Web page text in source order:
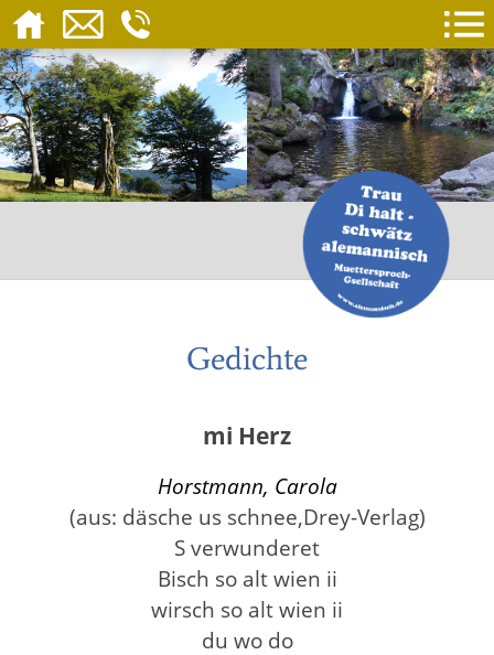
Gedichte
mi Herz
Horstmann, Carola
(aus: däsche us schnee,Drey-Verlag)
S verwunderet
Bisch so alt wien ii
wirsch so alt wien ii
du wo do